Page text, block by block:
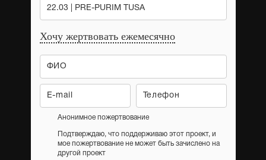
22.03 | PRE-PURIM TUSA
Хочу жертвовать ежемесячно
Анонимное пожертвование
Подтверждаю, что поддерживаю этот проект, и
мое пожертвование не может быть зачислено на
другой проект